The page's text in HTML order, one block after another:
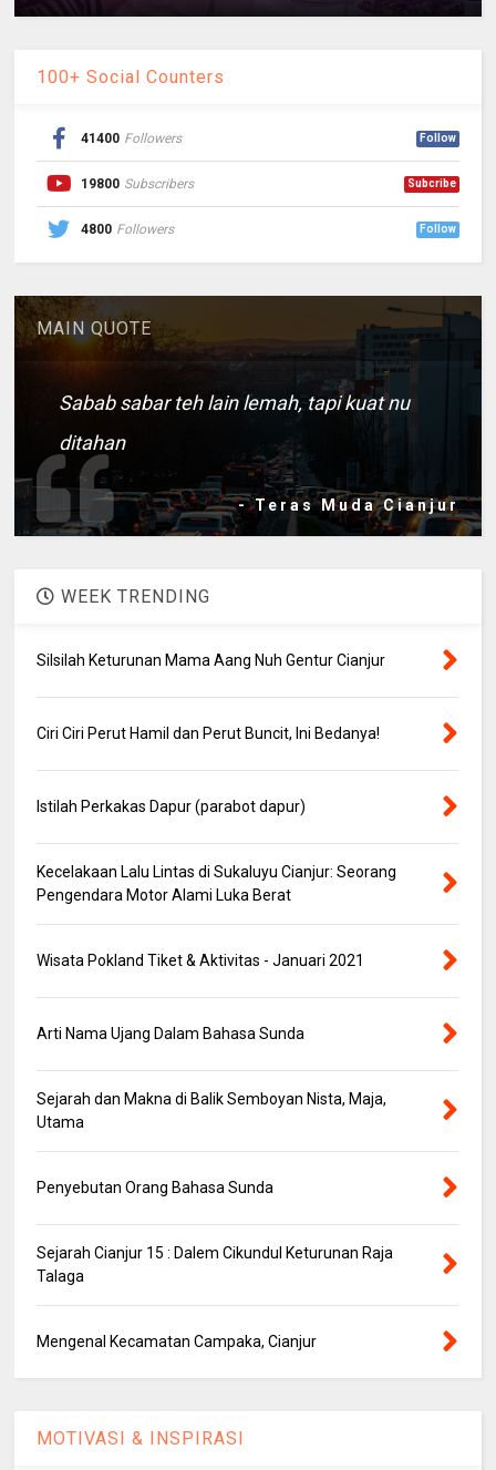
100+ Social Counters
41400 Followers Follow
19800 Subscribers Subcribe
4800 Followers Follow
MAIN QUOTE
Sabab sabar teh lain lemah, tapi kuat nu
ditahan
- Teras Muda Cianjur
WEEK TRENDING
Silsilah Keturunan Mama Aang Nuh Gentur Cianjur
Ciri Ciri Perut Hamil dan Perut Buncit, Ini Bedanya!
Istilah Perkakas Dapur (parabot dapur)
Kecelakaan Lalu Lintas di Sukaluyu Cianjur: Seorang
Pengendara Motor Alami Luka Berat
Wisata Pokland Tiket & Aktivitas - Januari 2021
Arti Nama Ujang Dalam Bahasa Sunda
Sejarah dan Makna di Balik Semboyan Nista, Maja,
Utama
Penyebutan Orang Bahasa Sunda
Sejarah Cianjur 15 : Dalem Cikundul Keturunan Raja
Talaga
Mengenal Kecamatan Campaka, Cianjur
MOTIVASI & INSPIRASI